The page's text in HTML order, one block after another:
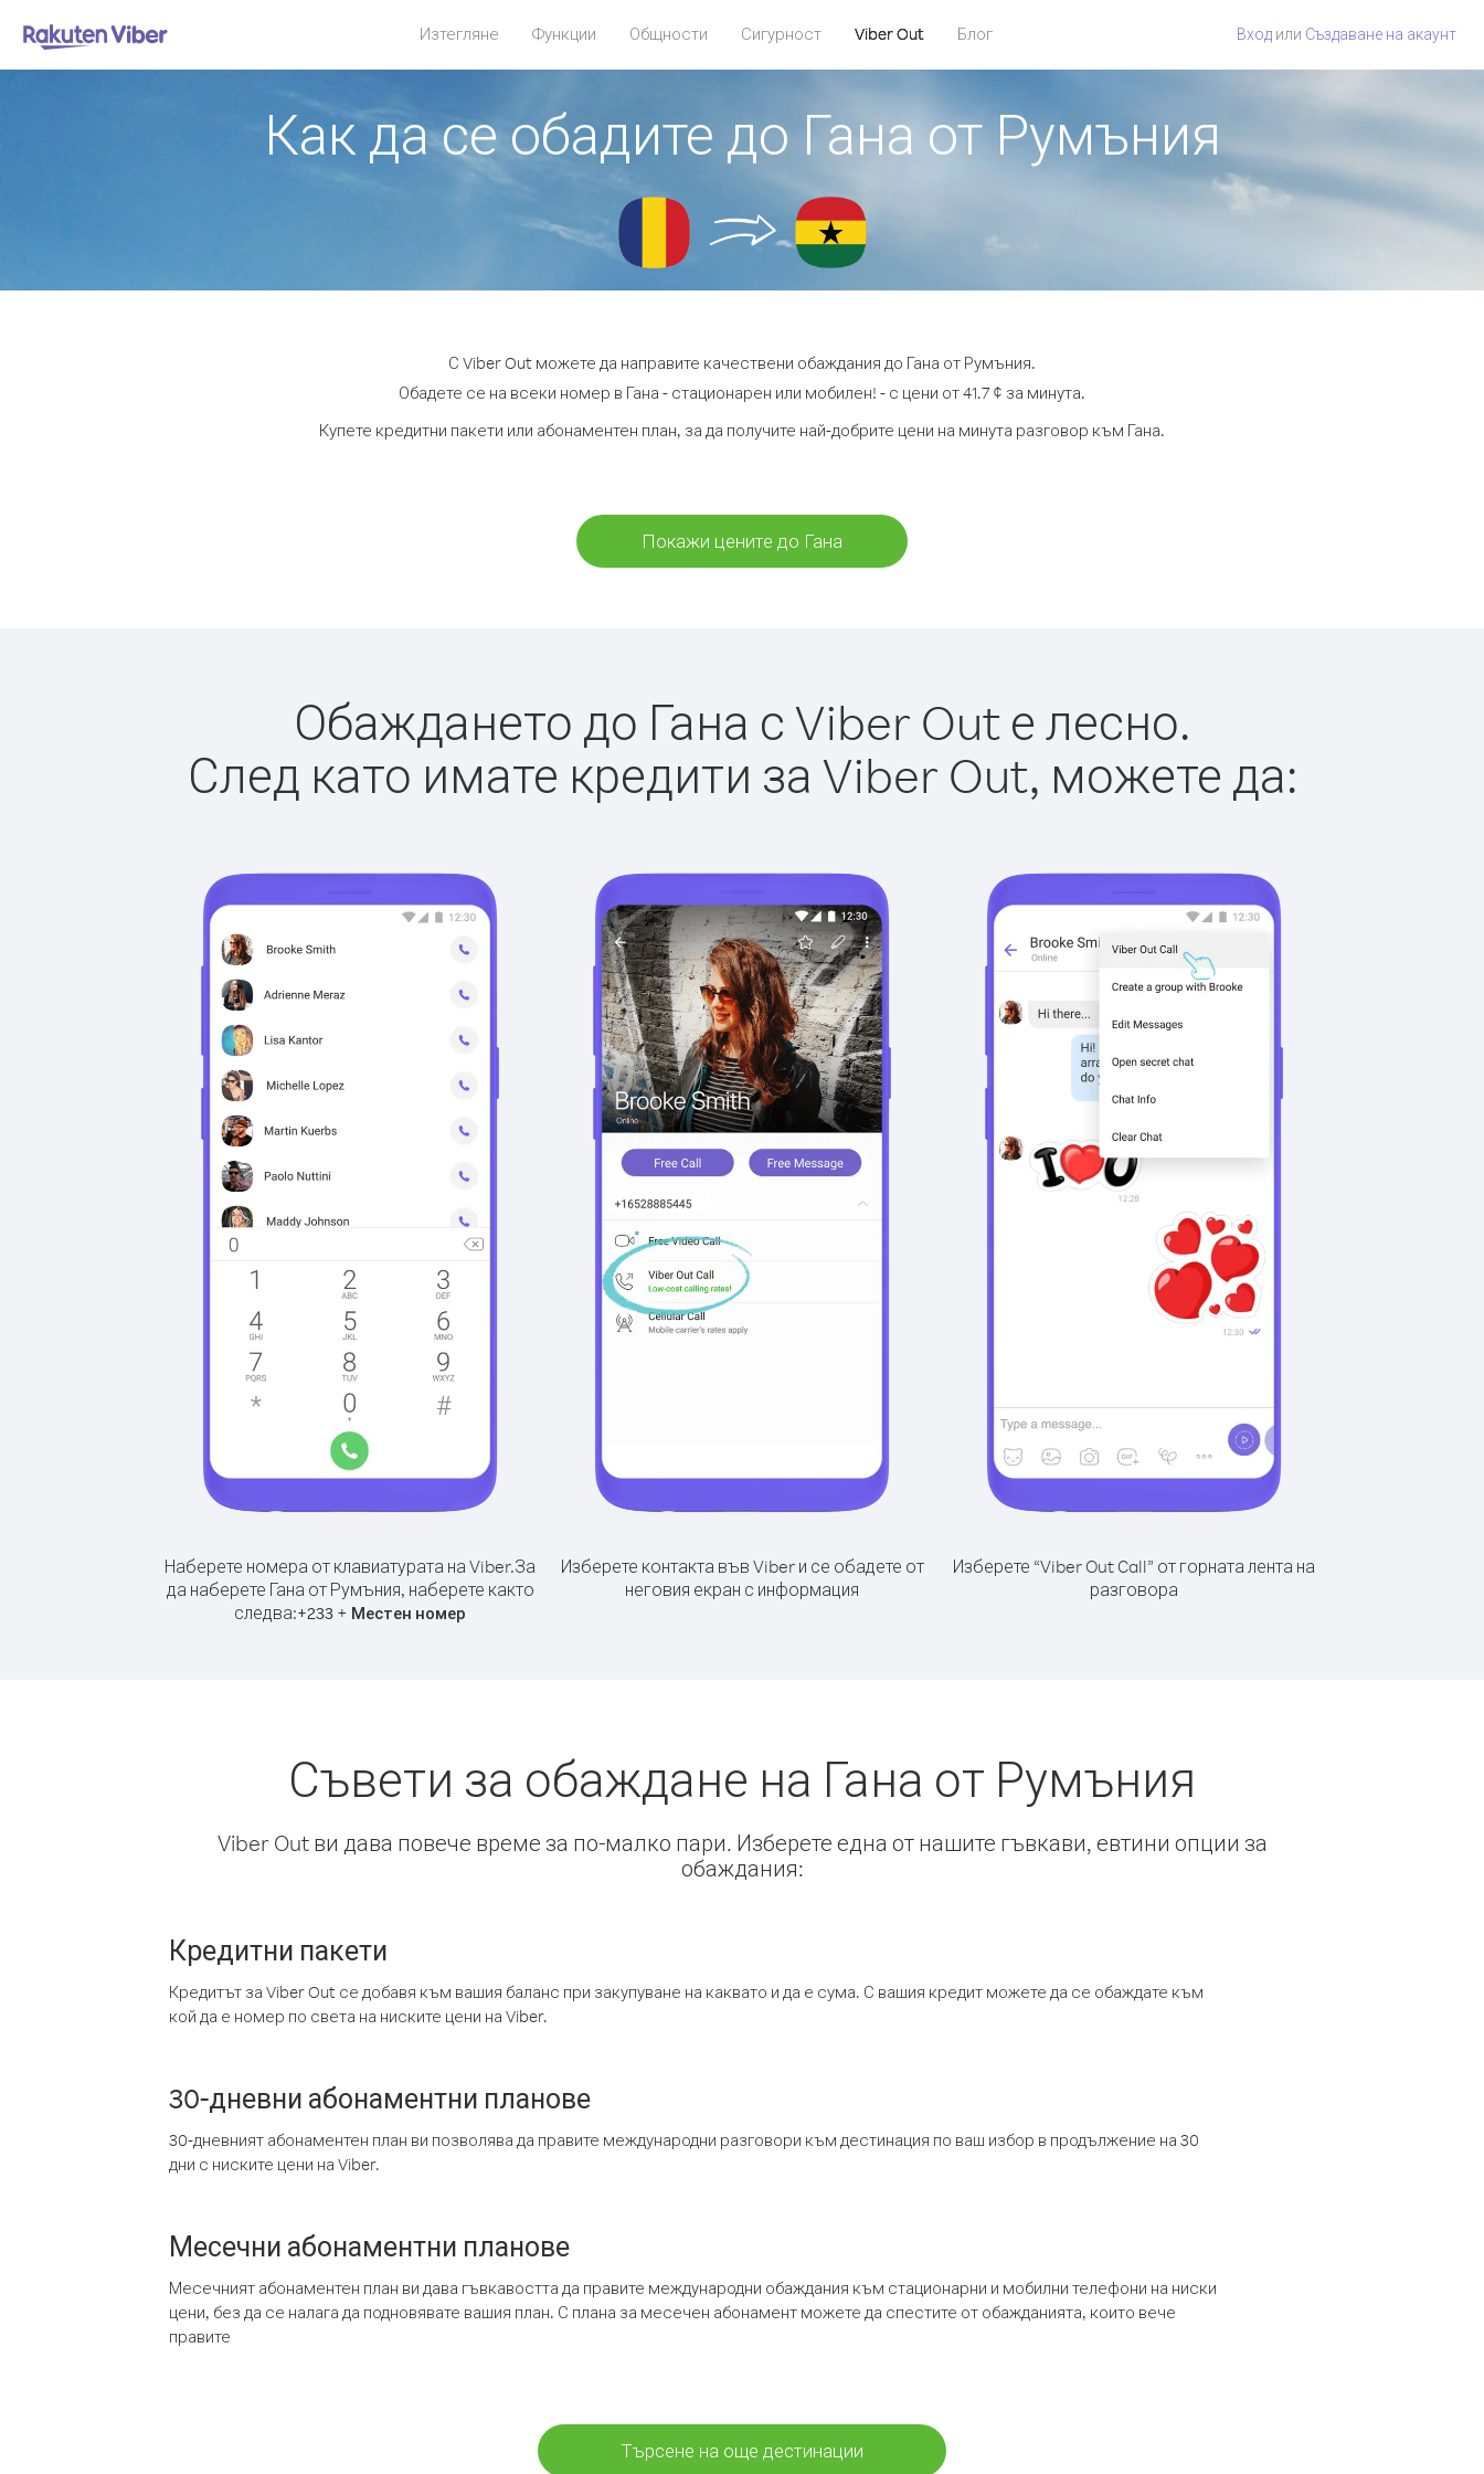
Изтегляне Функции Общности Сигурност Viber Out Блог Вход или Създаване на акаунт
Как да се обадите до Гана от Румъния
С Viber Out можете да направите качествени обаждания до Гана от Румъния.
Обадете се на всеки номер в Гана - стационарен или мобилен! - с цени от 41.7 ¢ за минута.
Купете кредитни пакети или абонаментен план, за да получите най-добрите цени на минута разговор към Гана.
Покажи цените до Гана
Обаждането до Гана с Viber Out е лесно.
След като имате кредити за Viber Out, можете да:
Наберете номера от клавиатурата на Viber.За
да наберете Гана от Румъния, наберете както
следва:+233 + Местен номер
Изберете контакта във Viber и се обадете от
неговия екран с информация
Изберете “Viber Out Call” от горната лента на
разговора
Съвети за обаждане на Гана от Румъния
Viber Out ви дава повече време за по-малко пари. Изберете една от нашите гъвкави, евтини опции за
обаждания:
Кредитни пакети
Кредитът за Viber Out се добавя към вашия баланс при закупуване на каквато и да е сума. С вашия кредит можете да се обаждате към
кой да е номер по света на ниските цени на Viber.
30-дневни абонаментни планове
30-дневният абонаментен план ви позволява да правите международни разговори към дестинация по ваш избор в продължение на 30
дни с ниските цени на Viber.
Месечни абонаментни планове
Месечният абонаментен план ви дава гъвкавостта да правите международни обаждания към стационарни и мобилни телефони на ниски
цени, без да се налага да подновявате вашия план. С плана за месечен абонамент можете да спестите от обажданията, които вече
правите
Търсене на още дестинации